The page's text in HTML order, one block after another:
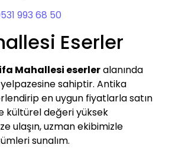
993 68 50
Eserler
Mahallesi eserleralanında
sahiptir. Antika
en uygun fiyatlarla satın
kültürel değeri yüksek
ulaşın, uzman ekibimizle
sunalım.